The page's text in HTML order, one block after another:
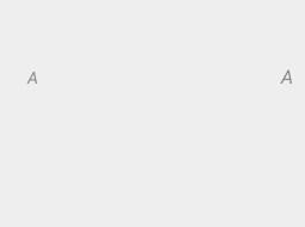
A A